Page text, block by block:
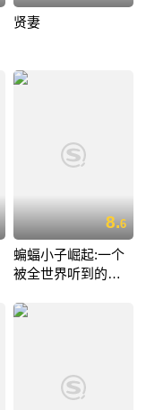
贤妻
8.6
蝙蝠小子崛起:一个
被全世界听到的愿